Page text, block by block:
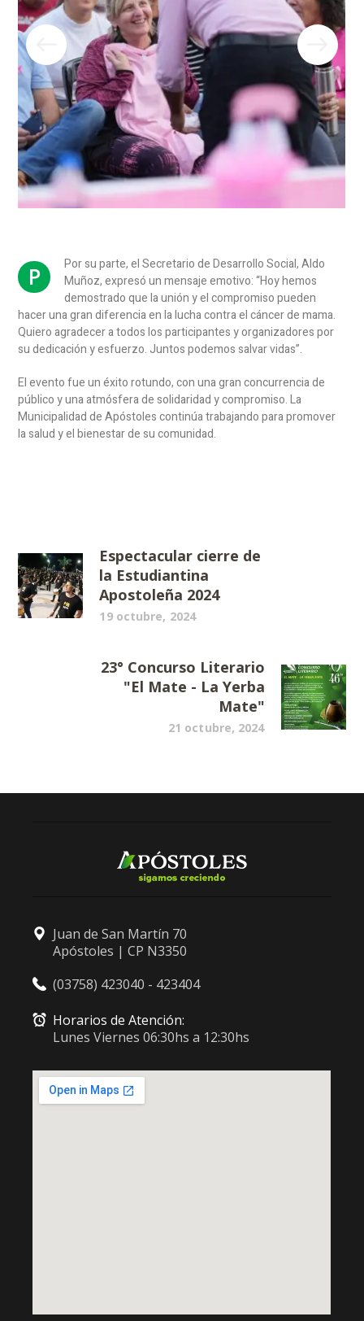
P
Por su parte, el Secretario de Desarrollo Social, Aldo
Muñoz, expresó un mensaje emotivo: “Hoy hemos
demostrado que la unión y el compromiso pueden
hacer una gran diferencia en la lucha contra el cáncer de mama.
Quiero agradecer a todos los participantes y organizadores por
su dedicación y esfuerzo. Juntos podemos salvar vidas”.
El evento fue un éxito rotundo, con una gran concurrencia de
público y una atmósfera de solidaridad y compromiso. La
Municipalidad de Apóstoles continúa trabajando para promover
la salud y el bienestar de su comunidad.
Espectacular cierre de
la Estudiantina
Apostoleña 2024
19 octubre, 2024
23° Concurso Literario
"El Mate - La Yerba
Mate"
21 octubre, 2024
Juan de San Martín 70
Apóstoles | CP N3350
(03758) 423040 - 423404
Horarios de Atención:
Lunes Viernes 06:30hs a 12:30hs